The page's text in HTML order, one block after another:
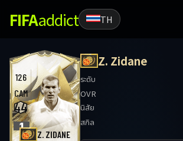
FIFAaddict TH
126
CAM
44
1
Z. ZIDANE
Z. Zidane
ระดับ
OVR
นิสัย
สกิล